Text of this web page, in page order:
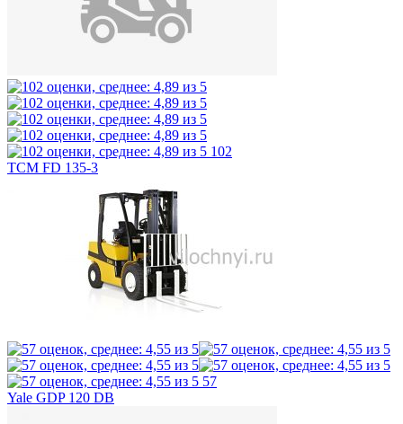
102
TCM FD 135-3
57
Yale GDP 120 DB